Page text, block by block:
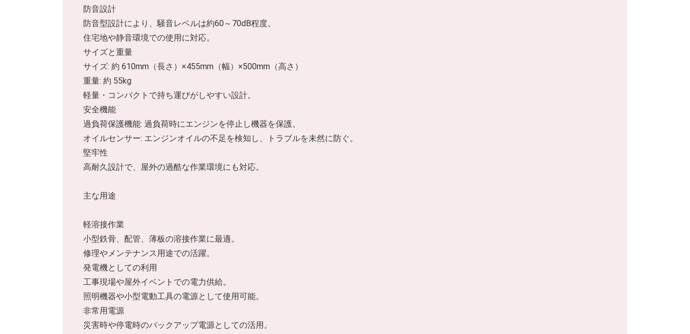
防音設計
防音型設計により、騒音レベルは約60～70dB程度。
住宅地や静音環境での使用に対応。
サイズと重量
サイズ: 約 610mm（長さ）×455mm（幅）×500mm（高さ）
重量: 約 55kg
軽量・コンパクトで持ち運びがしやすい設計。
安全機能
過負荷保護機能: 過負荷時にエンジンを停止し機器を保護。
オイルセンサー: エンジンオイルの不足を検知し、トラブルを未然に防ぐ。
堅牢性
高耐久設計で、屋外の過酷な作業環境にも対応。
主な用途
軽溶接作業
小型鉄骨、配管、薄板の溶接作業に最適。
修理やメンテナンス用途での活躍。
発電機としての利用
工事現場や屋外イベントでの電力供給。
照明機器や小型電動工具の電源として使用可能。
非常用電源
災害時や停電時のバックアップ電源としての活用。